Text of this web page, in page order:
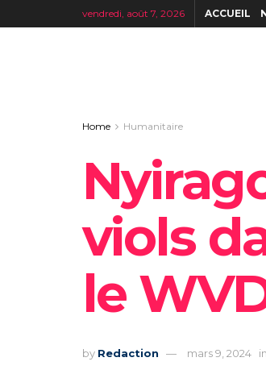
vendredi, août 7, 2026 ACCUEIL
Home Humanitaire
viols
le
by Redaction mars 9, 2024 in